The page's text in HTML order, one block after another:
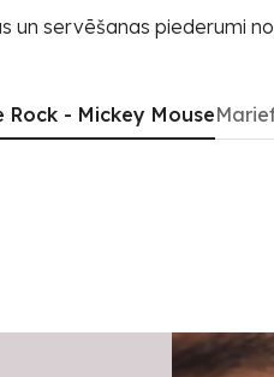
un servēšanas piederumi
- Mickey Mouse